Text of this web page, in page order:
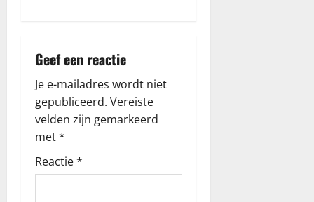
t
n
a
v
i
Geef een reactie
Je e-mailadres wordt niet
gepubliceerd. Vereiste
velden zijn gemarkeerd
met*
Reactie*